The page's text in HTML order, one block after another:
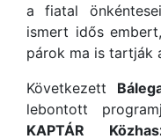
a fiatal
ismert idős
párok ma is tartják
Következett
lebontott
KAPTÁR